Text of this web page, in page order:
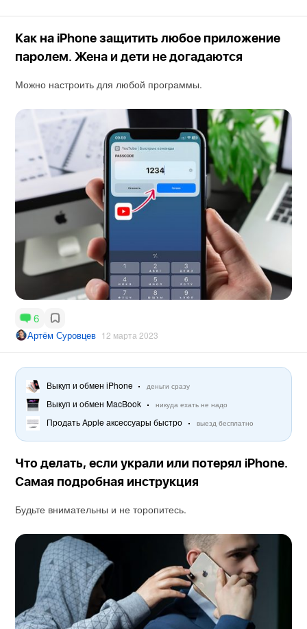
Как на iPhone защитить любое приложение
паролем. Жена и дети не догадаются
Можно настроить для любой программы.
6
Артём Суровцев 12 марта 2023
Выкуп и обмен iPhone деньги сразу
Выкуп и обмен MacBook никуда ехать не надо
Продать Apple аксессуары быстро выезд бесплатно
Что делать, если украли или потерял iPhone.
Самая подробная инструкция
Будьте внимательны и не торопитесь.